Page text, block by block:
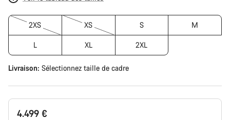
2XS XS S M
L XL 2XL
Livraison: Sélectionnez taille de cadre
4.499 €